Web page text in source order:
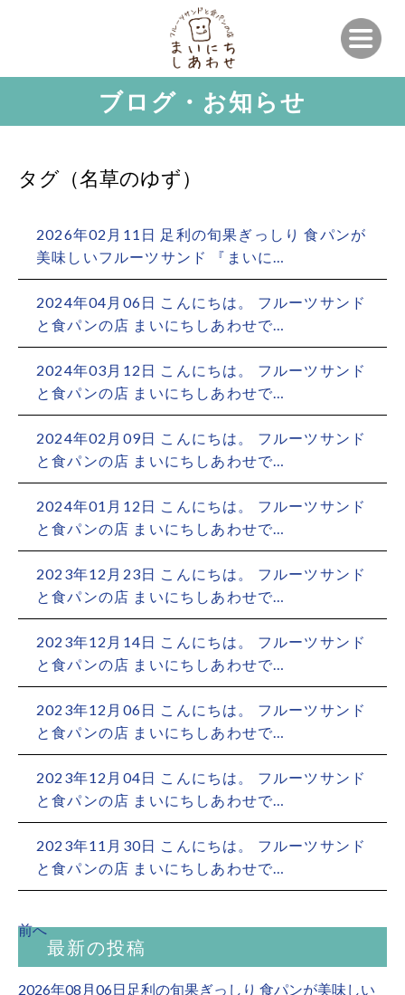
ブログ・お知らせ
タグ（名草のゆず）
2026年02月11日 足利の旬果ぎっしり 食パンが
美味しいフルーツサンド 『まいに…
2024年04月06日 こんにちは。 フルーツサンド
と食パンの店 まいにちしあわせで…
2024年03月12日 こんにちは。 フルーツサンド
と食パンの店 まいにちしあわせで…
2024年02月09日 こんにちは。 フルーツサンド
と食パンの店 まいにちしあわせで…
2024年01月12日 こんにちは。 フルーツサンド
と食パンの店 まいにちしあわせで…
2023年12月23日 こんにちは。 フルーツサンド
と食パンの店 まいにちしあわせで…
2023年12月14日 こんにちは。 フルーツサンド
と食パンの店 まいにちしあわせで…
2023年12月06日 こんにちは。 フルーツサンド
と食パンの店 まいにちしあわせで…
2023年12月04日 こんにちは。 フルーツサンド
と食パンの店 まいにちしあわせで…
2023年11月30日 こんにちは。 フルーツサンド
と食パンの店 まいにちしあわせで…
前へ
最新の投稿
2026年08月06日足利の旬果ぎっしり 食パンが美味しい